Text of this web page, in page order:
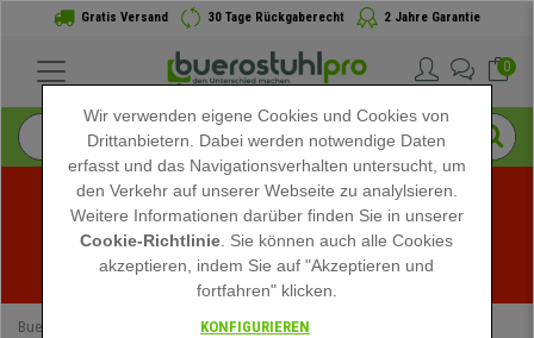
Gratis Versand 30 Tage Rückgaberecht 2 Jahre Garantie
0
Sommerschlussverkauf bei buerostuhlpro! Exklusive
Rabatte für kurze Zeit - Aktion ansehen -
Buerostuhlpro Konferenztische
Wir verwenden eigene Cookies und Cookies von
Drittanbietern. Dabei werden notwendige Daten
erfasst und das Navigationsverhalten untersucht, um
den Verkehr auf unserer Webseite zu analylsieren.
Weitere Informationen darüber finden Sie in unserer
Cookie-Richtlinie . Sie können auch alle Cookies
akzeptieren, indem Sie auf "Akzeptieren und
fortfahren" klicken.
KONFIGURIEREN